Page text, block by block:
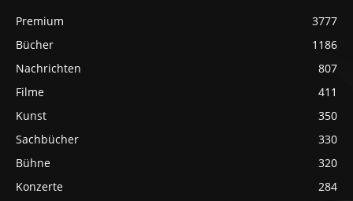
Premium
3777
Bücher
1186
Nachrichten
807
Filme
411
Kunst
350
Sachbücher
330
Bühne
320
Konzerte
284